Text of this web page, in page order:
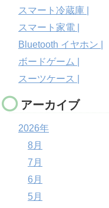
スマート冷蔵庫 |
スマート家電 |
Bluetooth イヤホン |
ボードゲーム |
スーツケース |
アーカイブ
2026年
8月
7月
6月
5月